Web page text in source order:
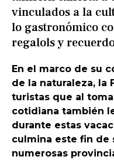
vinculados a la
lo gastronómico
regalols y
En el marco de su
de la naturaleza, la
turistas que al
cotidiana también
durante estas
culmina este fin de
numerosas